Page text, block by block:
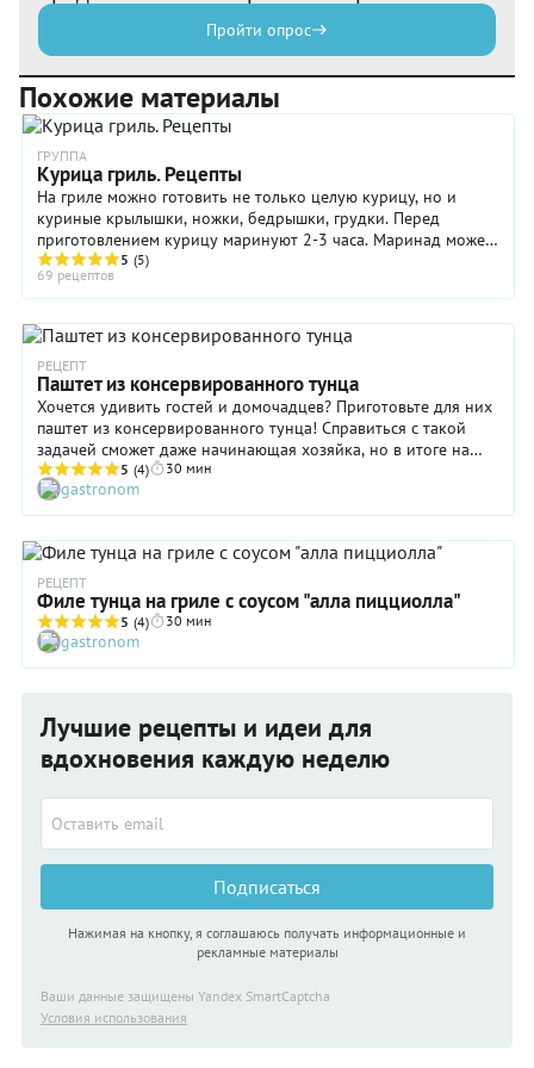
Пройти опрос
Похожие материалы
ГРУППА
Курица гриль. Рецепты
На гриле можно готовить не только целую курицу, но и
куриные крылышки, ножки, бедрышки, грудки. Перед
приготовлением курицу маринуют 2-3 часа. Маринад может
быть острый, сладковатый, пряный, ...
5 (5)
69 рецептов
РЕЦЕПТ
Паштет из консервированного тунца
Хочется удивить гостей и домочадцев? Приготовьте для них
паштет из консервированного тунца! Справиться с такой
задачей сможет даже начинающая хозяйка, но в итоге на
столе появится весьма изысканная горячая (да-да, горячая!)
закуска, которую, скорее всего, ваши друзья и близкие
никогда в жизни не пробовали. Нельзя не отметить и
оригинальный соус, которым дополняется блюдо, состоящий
из анчоусов, каперсов, винного уксуса и оливкового масла
«экстра верджин». Скажем прямо: именно эта «добавка»
выводит паштет из консервированного тунца на совершенно
новый уровень и превращает в изысканный деликатес.
Попробовать точно стоит!
5 (4) 30 мин
gastronom
РЕЦЕПТ
Филе тунца на гриле с соусом "алла пицциолла"
5 (4) 30 мин
gastronom
Лучшие рецепты и идеи для
вдохновения каждую неделю
Подписаться
Нажимая на кнопку, я соглашаюсь получать информационные и
рекламные материалы
Ваши данные защищены Yandex SmartCaptcha
Условия использования